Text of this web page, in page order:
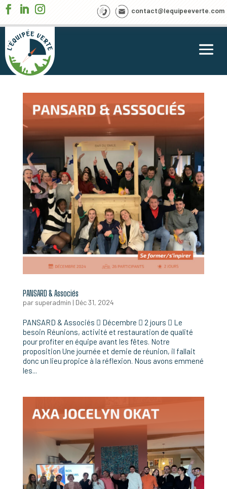
contact@lequipeeverte.com
PANSARD & Associés
par superadmin | Déc 31, 2024
PANSARD & Associés  Décembre  2 jours  Le
besoin Réunions, activité et restauration de qualité
pour profiter en équipe avant les fêtes. Notre
proposition Une journée et demie de réunion, il fallait
donc un lieu propice à la réflexion. Nous avons emmené
les...